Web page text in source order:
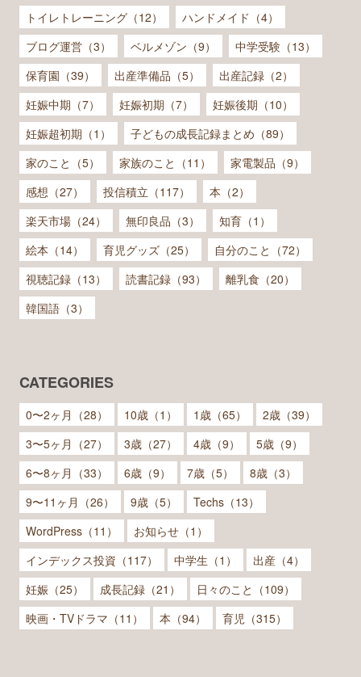
トイレトレーニング（12）
ハンドメイド（4）
ブログ運営（3）
ベルメゾン（9）
中学受験（13）
保育園（39）
出産準備品（5）
出産記録（2）
妊娠中期（7）
妊娠初期（7）
妊娠後期（10）
妊娠超初期（1）
子どもの成長記録まとめ（89）
家のこと（5）
家族のこと（11）
家電製品（9）
感想（27）
投信積立（117）
本（2）
楽天市場（24）
無印良品（3）
知育（1）
絵本（14）
育児グッズ（25）
自分のこと（72）
視聴記録（13）
読書記録（93）
離乳食（20）
韓国語（3）
CATEGORIES
0〜2ヶ月（28） 10歳（1） 1歳（65）
2歳（39）
3〜5ヶ月（27）
3歳（27） 4歳（9）
5歳（9）
6〜8ヶ月（33）
6歳（9） 7歳（5）
8歳（3）
9〜11ヶ月（26）
9歳（5）
Techs（13）
WordPress（11）
お知らせ（1）
インデックス投資（117）
中学生（1）
出産（4）
妊娠（25）
成長記録（21）
日々のこと（109）
映画・TVドラマ（11）
本（94） 育児（315）